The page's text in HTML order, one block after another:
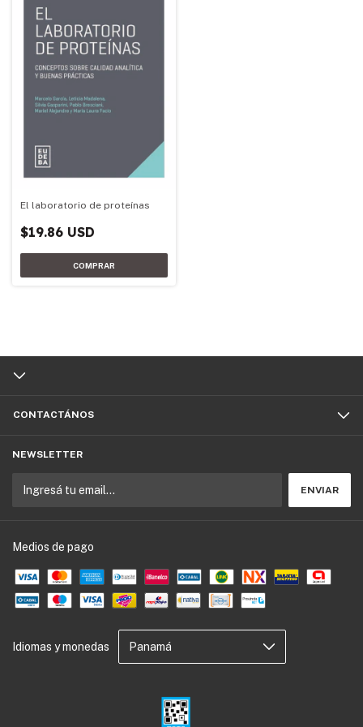
El laboratorio de proteínas
$19.86 USD
CONTACTÁNOS
NEWSLETTER
Medios de pago
Idiomas y monedas